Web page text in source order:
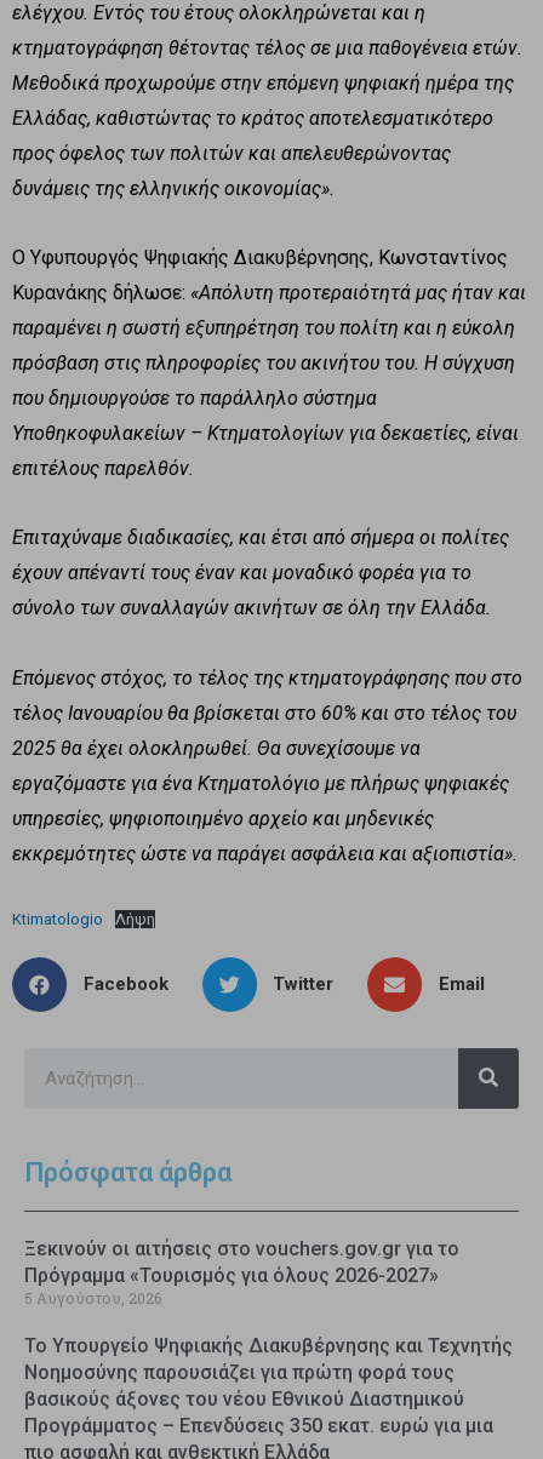
ελέγχου. Εντός του έτους ολοκληρώνεται και η
κτηματογράφηση θέτοντας τέλος σε μια παθογένεια ετών.
Μεθοδικά προχωρούμε στην επόμενη ψηφιακή ημέρα της
Ελλάδας, καθιστώντας το κράτος αποτελεσματικότερο
προς όφελος των πολιτών και απελευθερώνοντας
δυνάμεις της ελληνικής οικονομίας».
Ο Υφυπουργός Ψηφιακής Διακυβέρνησης, Κωνσταντίνος
Κυρανάκης δήλωσε: «Απόλυτη προτεραιότητά μας ήταν και
παραμένει η σωστή εξυπηρέτηση του πολίτη και η εύκολη
πρόσβαση στις πληροφορίες του ακινήτου του. Η σύγχυση
που δημιουργούσε το παράλληλο σύστημα
Υποθηκοφυλακείων – Κτηματολογίων για δεκαετίες, είναι
επιτέλους παρελθόν.
Επιταχύναμε διαδικασίες, και έτσι από σήμερα οι πολίτες
έχουν απέναντί τους έναν και μοναδικό φορέα για το
σύνολο των συναλλαγών ακινήτων σε όλη την Ελλάδα.
Επόμενος στόχος, το τέλος της κτηματογράφησης που στο
τέλος Ιανουαρίου θα βρίσκεται στο 60% και στο τέλος του
2025 θα έχει ολοκληρωθεί. Θα συνεχίσουμε να
εργαζόμαστε για ένα Κτηματολόγιο με πλήρως ψηφιακές
υπηρεσίες, ψηφιοποιημένο αρχείο και μηδενικές
εκκρεμότητες ώστε να παράγει ασφάλεια και αξιοπιστία».
Ktimatologio Λήψη
Facebook Twitter Email
Πρόσφατα άρθρα
Ξεκινούν οι αιτήσεις στο vouchers.gov.gr για το
Πρόγραμμα «Τουρισμός για όλους 2026-2027»
5 Αυγούστου, 2026
Το Υπουργείο Ψηφιακής Διακυβέρνησης και Τεχνητής
Νοημοσύνης παρουσιάζει για πρώτη φορά τους
βασικούς άξονες του νέου Εθνικού Διαστημικού
Προγράμματος – Επενδύσεις 350 εκατ. ευρώ για μια
πιο ασφαλή και ανθεκτική Ελλάδα